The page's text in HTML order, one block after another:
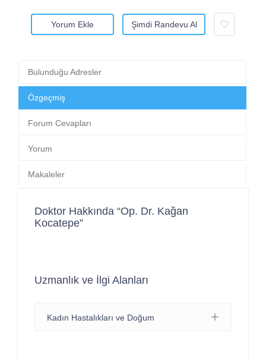
Yorum Ekle Şimdi Randevu Al
Bulunduğu Adresler
Özgeçmiş
Forum Cevapları
Yorum
Makaleler
Doktor Hakkında “Op. Dr. Kağan
Kocatepe”
Uzmanlık ve İlgi Alanları
Kadın Hastalıkları ve Doğum